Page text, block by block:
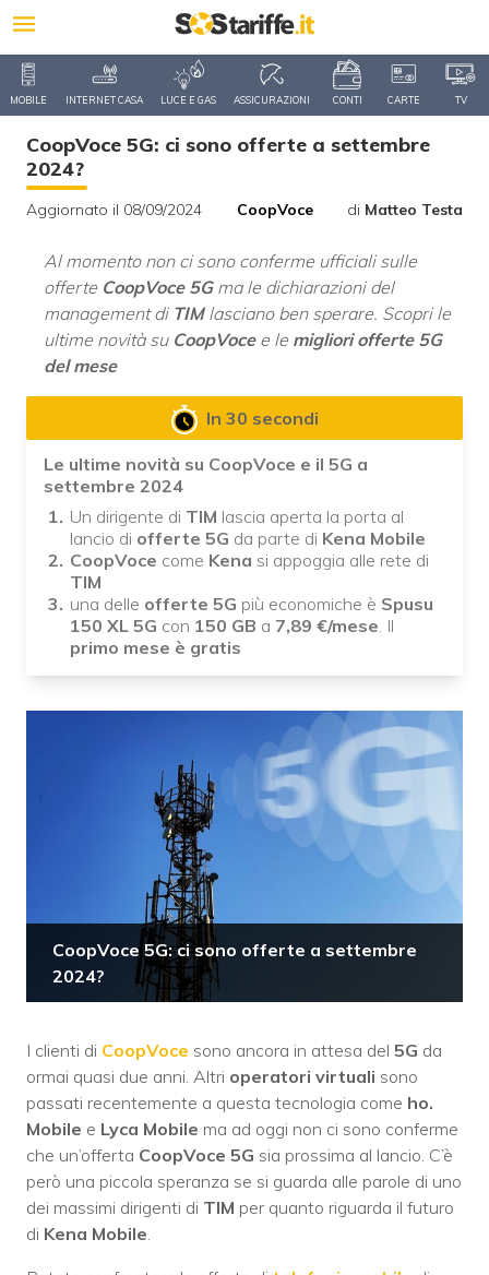
MOBILE INTERNET CASA LUCE E GAS ASSICURAZIONI CONTI CARTE TV
CoopVoce 5G: ci sono offerte a settembre
2024?
Aggiornato il 08/09/2024 CoopVoce di Matteo Testa
Al momento non ci sono conferme ufficiali sulle
offerte CoopVoce 5Gma le dichiarazioni del
management di TIMlasciano ben sperare. Scopri le
ultime novità su CoopVocee le migliori offerte 5G
del mese
In 30 secondi
Le ultime novità su CoopVoce e il 5G a
settembre 2024
Un dirigente di TIM lascia aperta la porta al
lancio di offerte 5G da parte di Kena Mobile
CoopVoce come Kena si appoggia alle rete di
TIM
una delle offerte 5G più economiche è Spusu
150 XL 5G con 150 GB a 7,89 €/mese. Il
primo mese è gratis
CoopVoce 5G: ci sono offerte a settembre
2024?
I clienti di CoopVoce sono ancora in attesa del 5G da
ormai quasi due anni. Altri operatori virtuali sono
passati recentemente a questa tecnologia come ho.
Mobile e Lyca Mobile ma ad oggi non ci sono conferme
che un’offerta CoopVoce 5G sia prossima al lancio. C’è
però una piccola speranza se si guarda alle parole di uno
dei massimi dirigenti di TIM per quanto riguarda il futuro
di Kena Mobile